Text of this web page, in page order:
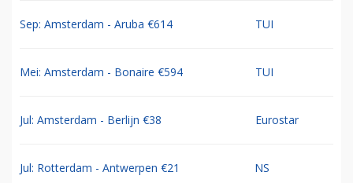
Sep: Amsterdam - Aruba €614 TUI
Mei: Amsterdam - Bonaire €594 TUI
Jul: Amsterdam - Berlijn €38 Eurostar
Jul: Rotterdam - Antwerpen €21 NS